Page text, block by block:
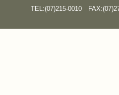
TEL:(07)215-0010